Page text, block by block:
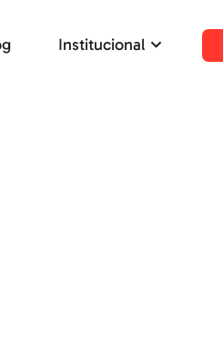
Institucional